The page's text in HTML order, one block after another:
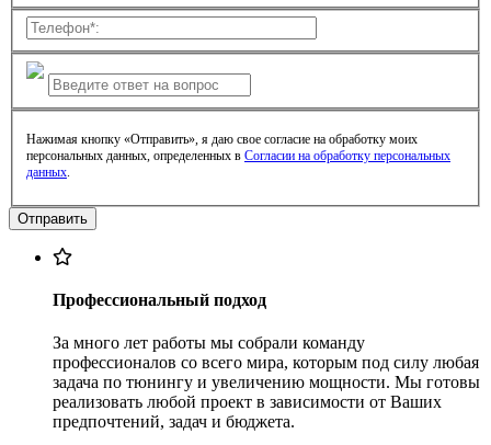
Нажимая кнопку «Отправить», я даю свое согласие на обработку моих
персональных данных, определенных в Согласии на обработку персональных
данных
Профессиональный подход
За много лет работы мы собрали команду
профессионалов со всего мира, которым под силу любая
задача по тюнингу и увеличению мощности. Мы готовы
реализовать любой проект в зависимости от Ваших
предпочтений, задач и бюджета.